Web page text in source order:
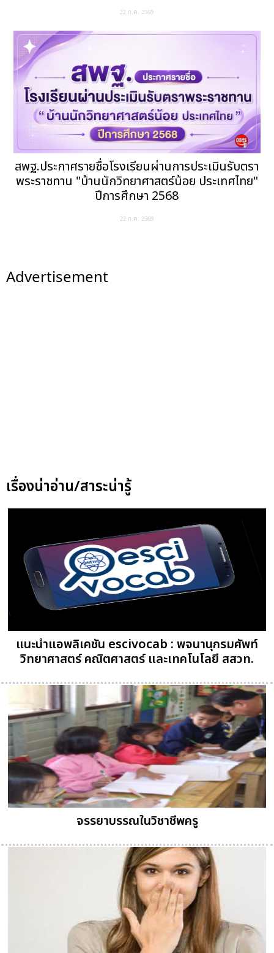
22 ก.ค. 2569
สพฐ.ประกาศรายชื่อโรงเรียนผ่านการประเมินรับตรา
พระราชทาน "บ้านนักวิทยาศาสตร์น้อย ประเทศไทย"
ปีการศึกษา 2568
22 ก.ค. 2569
Advertisement
เรื่องน่าอ่าน/สาระน่ารู้
แนะนำแอพลิเคชัน escivocab : พจนานุกรมศัพท์
วิทยาศาสตร์ คณิตศาสตร์ และเทคโนโลยี สสวท.
จรรยาบรรณในวิชาชีพครู